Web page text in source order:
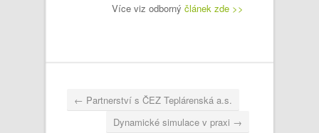
Více viz odborný článek zde >>
← Partnerství s ČEZ Teplárenská a.s.
Dynamické simulace v praxi →